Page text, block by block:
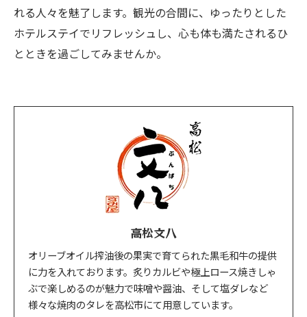
れる人々を魅了します。観光の合間に、ゆったりとした
ホテルステイでリフレッシュし、心も体も満たされるひ
とときを過ごしてみませんか。
高松文八
オリーブオイル搾油後の果実で育てられた黒毛和牛の提供
に力を入れております。炙りカルビや極上ロース焼きしゃ
ぶで楽しめるのが魅力で味噌や醤油、そして塩ダレなど
様々な焼肉のタレを高松市にて用意しています。